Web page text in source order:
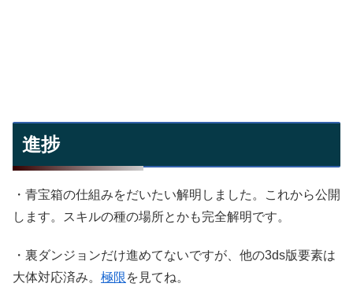
進捗
・青宝箱の仕組みをだいたい解明しました。これから公開
します。スキルの種の場所とかも完全解明です。
・裏ダンジョンだけ進めてないですが、他の3ds版要素は
大体対応済み。 極限を見てね。